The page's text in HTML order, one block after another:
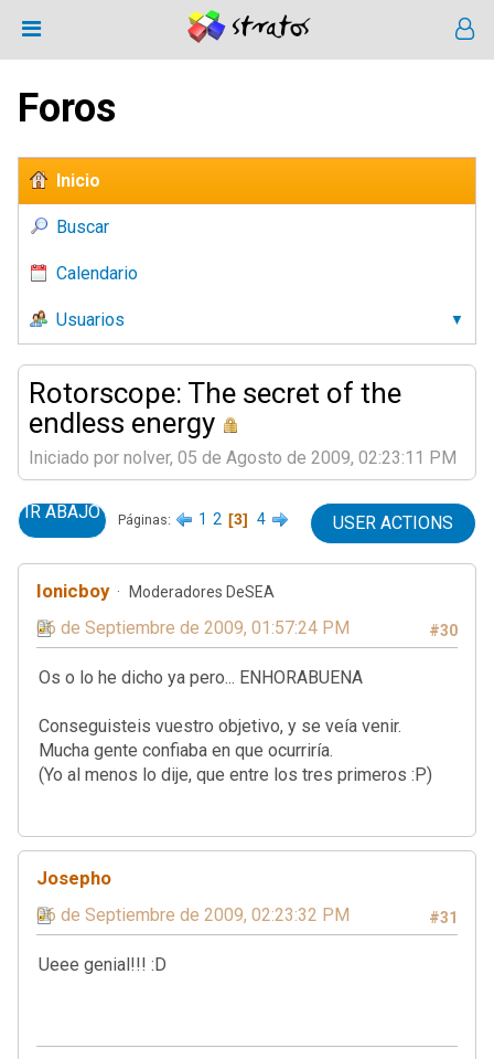
Foros
Inicio
Buscar
Calendario
Usuarios
Rotorscope: The secret of the
endless energy
Iniciado por nolver, 05 de Agosto de 2009, 02:23:11 PM
IR ABAJO Páginas 1 2 3 4 USER ACTIONS
Ionicboy Moderadores DeSEA
#30
06 de Septiembre de 2009, 01:57:24 PM
Os o lo he dicho ya pero... ENHORABUENA
Conseguisteis vuestro objetivo, y se veía venir.
Mucha gente confiaba en que ocurriría.
(Yo al menos lo dije, que entre los tres primeros :P)
Josepho
#31
06 de Septiembre de 2009, 02:23:32 PM
Ueee genial!!! :D